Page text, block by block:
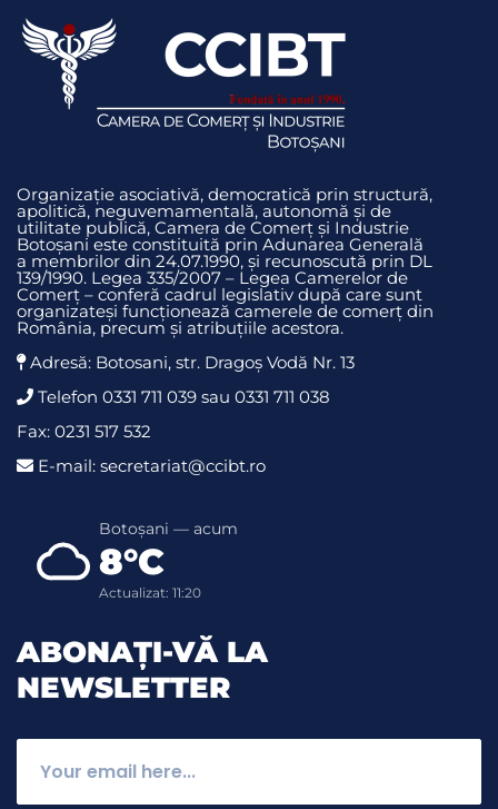
Organizație asociativă, democratică prin structură,
apolitică, neguvemamentală, autonomă și de
utilitate publică, Camera de Comerț și Industrie
Botoșani este constituită prin Adunarea Generală
a membrilor din 24.07.1990, și recunoscută prin DL
139/1990. Legea 335/2007 – Legea Camerelor de
Comerț – conferă cadrul legislativ după care sunt
organizateși funcționează camerele de comerț din
România, precum și atribuțiile acestora.
Adresă: Botosani, str. Dragoş Vodă Nr. 13
Telefon 0331 711 039 sau 0331 711 038
Fax: 0231 517 532
E-mail: secretariat@ccibt.ro
Botoșani — acum
8°C
Actualizat: 11:20
ABONAȚI-VĂ LA
NEWSLETTER